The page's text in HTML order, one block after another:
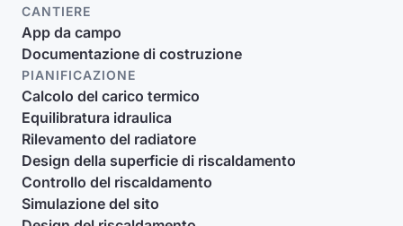
CANTIERE
App da campo
Documentazione di costruzione
PIANIFICAZIONE
Calcolo del carico termico
Equilibratura idraulica
Rilevamento del radiatore
Design della superficie di riscaldamento
Controllo del riscaldamento
Simulazione del sito